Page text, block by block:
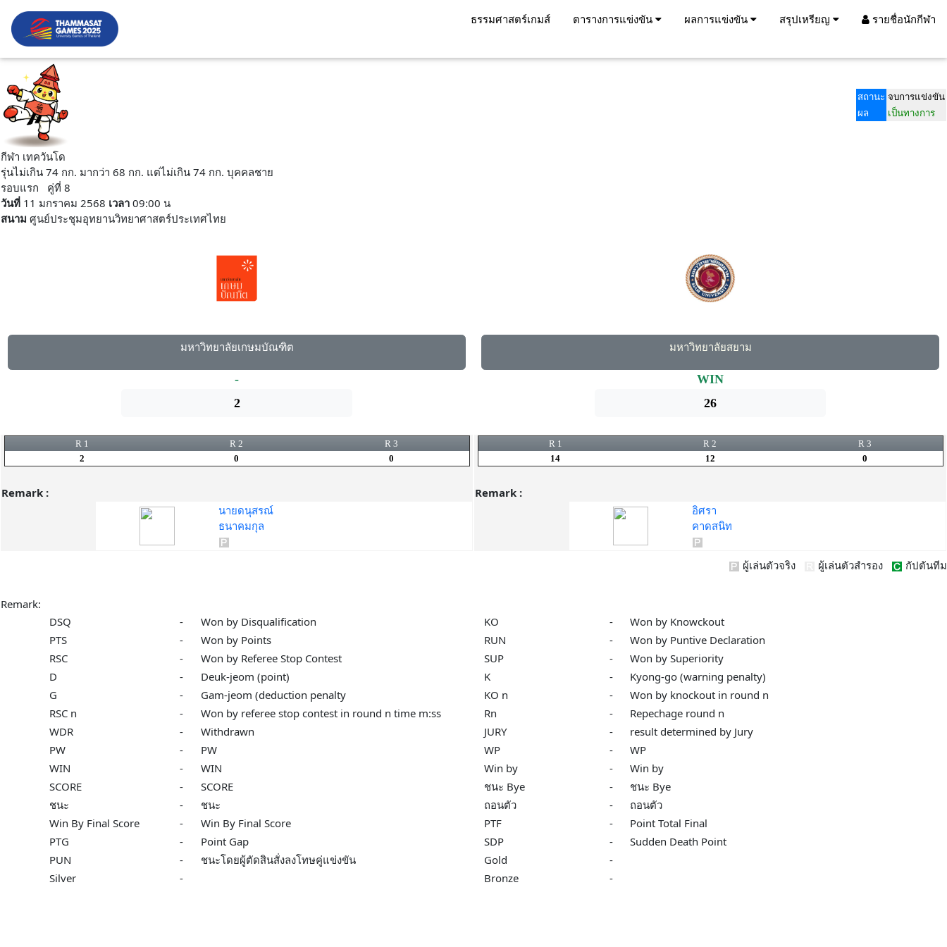
ธรรมศาสตร์เกมส์ ตารางการแข่งขัน ผลการแข่งขัน สรุปเหรียญ รายชื่อนักกีฬา
สถานะ จบการแข่งขัน
ผล
เป็นทางการ
กีฬา เทควันโด
รุ่นไม่เกิน 74 กก. มากว่า 68 กก. แต่ไม่เกิน 74 กก. บุคคลชาย
รอบแรก คู่ที่ 8
วันที่ 11 มกราคม 2568 เวลา 09:00 น
สนาม ศูนย์ประชุมอุทยานวิทยาศาสตร์ประเทศไทย
มหาวิทยาลัยเกษมบัณฑิต
-
2
R 1 R 2
R 3
2
0 0
Remark :
นายดนุสรณ์
ธนาคมกุล
มหาวิทยาลัยสยาม
WIN
26
R 1 R 2
R 3
14
12 0
Remark :
อิศรา
คาดสนิท
ผู้เล่นตัวจริง ผู้เล่นตัวสำรอง กัปตันทีม
Remark:
DSQ
- Won by Disqualification KO -
Won by Knowckout
PTS
- Won by Points RUN -
Won by Puntive Declaration
RSC
- Won by Referee Stop Contest SUP -
Won by Superiority
D
- Deuk-jeom (point) K -
Kyong-go (warning penalty)
G
- Gam-jeom (deduction penalty KO n -
Won by knockout in round n
RSC n
- Won by referee stop contest in round n time m:ss Rn -
Repechage round n
WDR
- Withdrawn JURY -
result determined by Jury
PW
- PW WP -
WP
WIN
- WIN Win by -
Win by
SCORE
- SCORE ชนะ Bye -
ชนะ Bye
ชนะ
- ชนะ ถอนตัว -
ถอนตัว
Win By Final Score
- Win By Final Score PTF -
Point Total Final
PTG
- Point Gap SDP -
Sudden Death Point
PUN
- ชนะโดยผู้ตัดสินสั่งลงโทษคู่แข่งขัน Gold
-
Silver
- Bronze -